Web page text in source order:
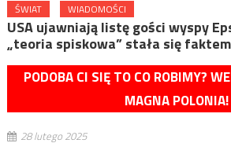
ŚWIAT WIADOMOŚCI
USA ujawniają listę gości wyspy
„teoria spiskowa” stała się faktem
PODOBA CI SIĘ TO CO ROBIMY?
MAGNA POLONIA!
28 lutego 2025